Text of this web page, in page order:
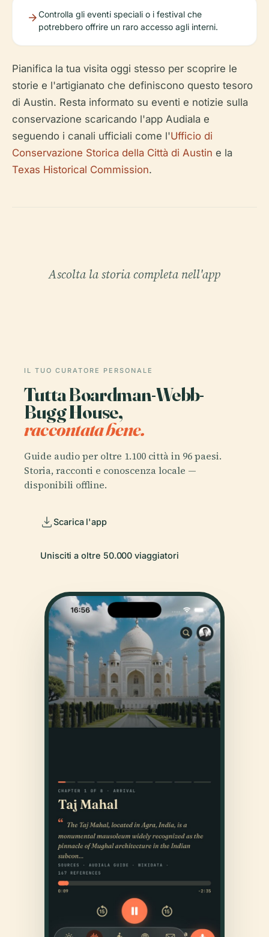
Controlla gli eventi speciali o i festival che
potrebbero offrire un raro accesso agli interni.
Pianifica la tua visita oggi stesso per scoprire le
storie e l'artigianato che definiscono questo tesoro
di Austin. Resta informato su eventi e notizie sulla
conservazione scaricando l'app Audiala e
seguendo i canali ufficiali come l'Ufficio di
Conservazione Storica della Città di Austin e la
Texas Historical Commission.
Ascolta la storia completa nell'app
IL TUO CURATORE PERSONALE
Tutta Boardman-Webb-
Bugg House,
raccontata bene.
Guide audio per oltre 1.100 città in 96 paesi.
Storia, racconti e conoscenza locale —
disponibili offline.
Scarica l'app
Unisciti a oltre 50.000 viaggiatori